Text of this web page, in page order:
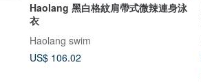
Haolang 黑白格紋肩帶式微辣連身泳
衣
Haolang swim
US$ 106.02